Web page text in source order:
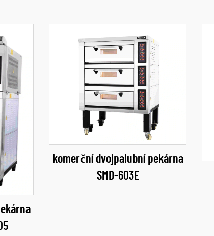
komerční dvojpalubní pekárna
SMD-603E